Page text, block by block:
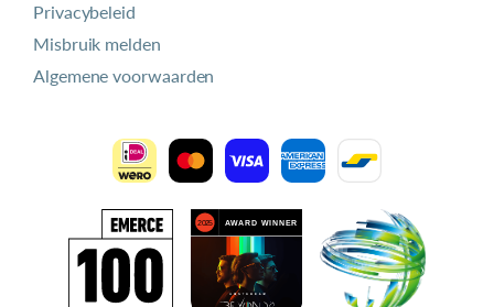
Privacybeleid
Misbruik melden
Algemene voorwaarden